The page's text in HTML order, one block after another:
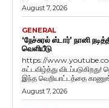
August 7, 2026
GENERAL
‘நேச்சுரல் ஸ்டார்’ நானி
வெளியீடு
https://
கட்டவிழ்த்து விடப்படுகிறது!
இந்த வெறியாட்டத்தை
August 7, 2026